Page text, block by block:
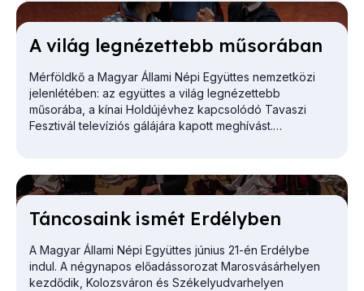
A vi­lág leg­né­zet­tebb mű­so­rá­ban
Mérföldkő a Magyar Állami Népi Együttes nemzetközi
jelenlétében: az együttes a világ legnézettebb
műsorába, a kínai Holdújévhez kapcsolódó Tavaszi
Fesztivál televíziós gálájára kapott meghívást.
Tán­co­sa­ink is­mét Er­dély­ben
A Magyar Állami Népi Együttes június 21-én Erdélybe
indul. A négynapos előadássorozat Marosvásárhelyen
kezdődik, Kolozsváron és Székelyudvarhelyen